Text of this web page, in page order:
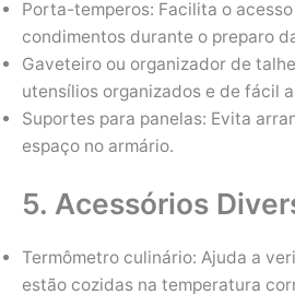
Porta-temperos: Facilita o
condimentos durante o preparo
Gaveteiro ou organizador de
utensílios organizados e de fácil
Suportes para panelas: Evita
espaço no armário.
5. Acessórios
Termômetro culinário: Ajuda a
estão cozidas na temperatura